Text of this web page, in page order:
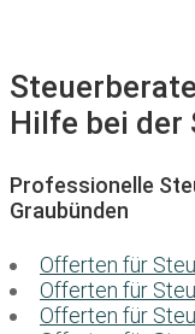
Hilfe bei der
Professionelle
Graubünden
Offerten für
Offerten für
Offerten für